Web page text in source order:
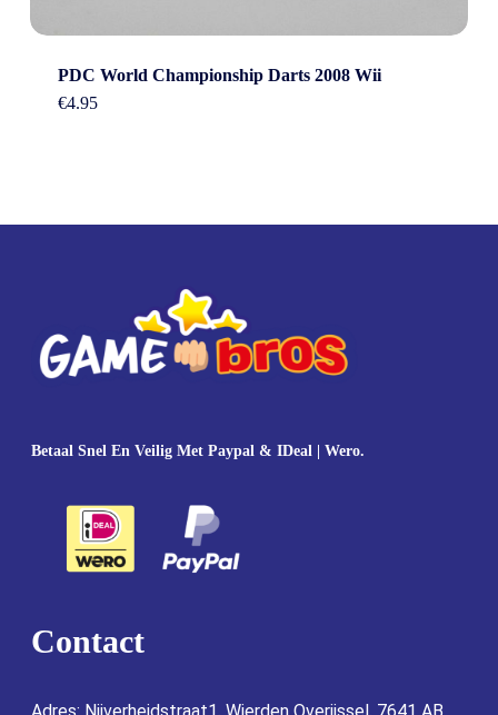
PDC World Championship Darts 2008 Wii
€4.95
Betaal Snel En Veilig Met Paypal & IDeal | Wero.
Contact